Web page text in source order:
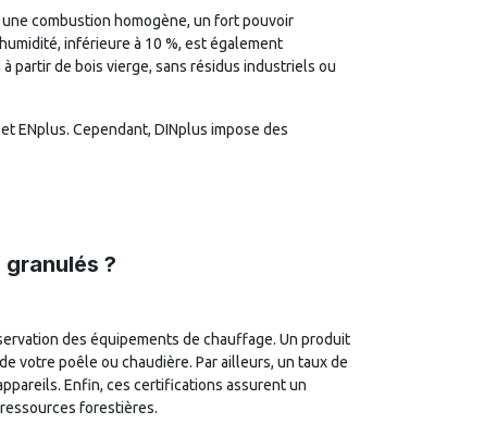
combustion homogène, un fort pouvoir
inférieure à 10 %, est également
partir de bois vierge, sans résidus industriels ou
ENplus. Cependant, DINplus impose des
?
des équipements de chauffage. Un produit
votre poêle ou chaudière. Par ailleurs, un taux de
Enfin, ces certifications assurent un
forestières.